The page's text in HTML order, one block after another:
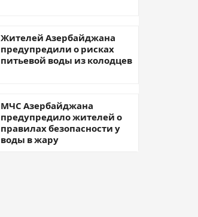
Жителей Азербайджана
предупредили о рисках
питьевой воды из колодцев
МЧС Азербайджана
предупредило жителей о
правилах безопасности у
воды в жару